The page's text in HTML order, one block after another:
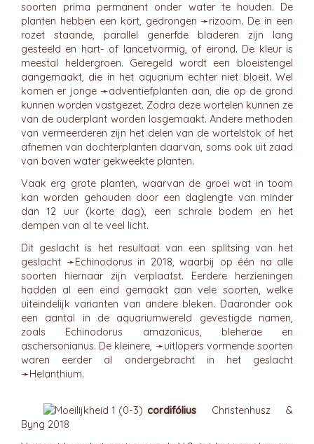
soorten prima permanent onder water te houden. De
planten hebben een kort, gedrongen ➛rizoom. De in een
rozet staande, parallel generfde bladeren zijn lang
gesteeld en hart- of lancetvormig, of eirond. De kleur is
meestal heldergroen. Geregeld wordt een bloeistengel
aangemaakt, die in het aquarium echter niet bloeit. Wel
komen er jonge ➛adventiefplanten aan, die op de grond
kunnen worden vastgezet. Zodra deze wortelen kunnen ze
van de ouderplant worden losgemaakt. Andere methoden
van vermeerderen zijn het delen van de wortelstok of het
afnemen van dochterplanten daarvan, soms ook uit zaad
van boven water gekweekte planten.
Vaak erg grote planten, waarvan de groei wat in toom
kan worden gehouden door een daglengte van minder
dan 12 uur (korte dag), een schrale bodem en het
dempen van al te veel licht.
Dit geslacht is het resultaat van een splitsing van het
geslacht ➛Echinodorus in 2018, waarbij op één na alle
soorten hiernaar zijn verplaatst. Eerdere herzieningen
hadden al een eind gemaakt aan vele soorten, welke
uiteindelijk varianten van andere bleken. Daaronder ook
een aantal in de aquariumwereld gevestigde namen,
zoals Echinodorus amazonicus, bleherae en
aschersonianus. De kleinere, ➛uitlopers vormende soorten
waren eerder al ondergebracht in het geslacht
➛Helanthium.
cordifólius Christenhusz &
Byng 2018